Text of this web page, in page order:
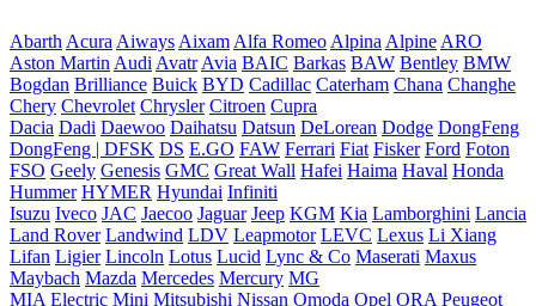
Abarth Acura Aiways Aixam Alfa Romeo Alpina Alpine ARO
Aston Martin Audi Avatr Avia BAIC Barkas BAW Bentley BMW
Bogdan Brilliance Buick BYD Cadillac Caterham Chana Changhe
Chery Chevrolet Chrysler Citroen Cupra
Dacia Dadi Daewoo Daihatsu Datsun DeLorean Dodge DongFeng
DongFeng | DFSK DS E.GO FAW Ferrari Fiat Fisker Ford Foton
FSO Geely Genesis GMC Great Wall Hafei Haima Haval Honda
Hummer HYMER Hyundai Infiniti
Isuzu Iveco JAC Jaecoo Jaguar Jeep KGM Kia Lamborghini Lancia
Land Rover Landwind LDV Leapmotor LEVC Lexus Li Xiang
Lifan Ligier Lincoln Lotus Lucid Lync & Co Maserati Maxus
Maybach Mazda Mercedes Mercury MG
MIA Electric Mini Mitsubishi Nissan Omoda Opel ORA Peugeot